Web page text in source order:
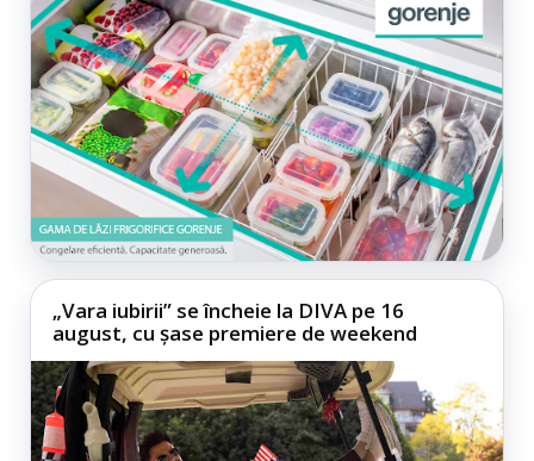
„Vara iubirii” se încheie la DIVA pe 16
august, cu șase premiere de weekend